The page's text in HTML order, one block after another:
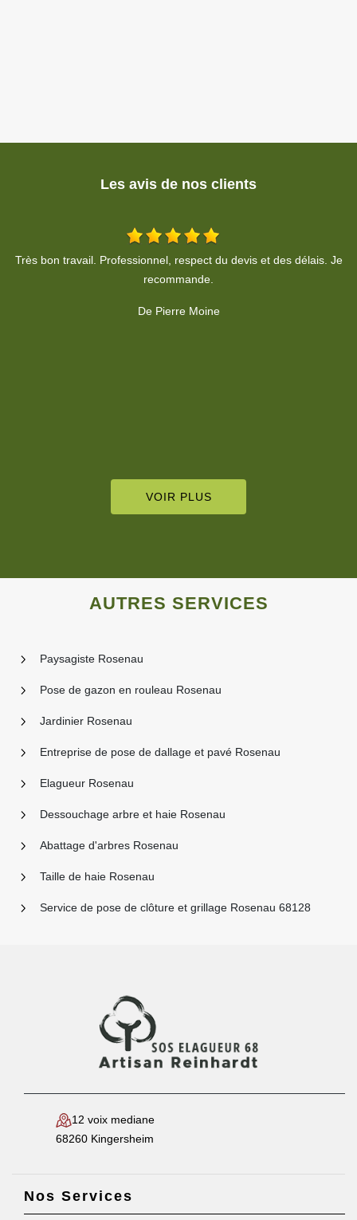
Les avis de nos clients
Sympathique, efficace et très professionnel. Merci.
VOIR PLUS
AUTRES SERVICES
Paysagiste Rosenau
Pose de gazon en rouleau Rosenau
Jardinier Rosenau
Entreprise de pose de dallage et pavé Rosenau
Elagueur Rosenau
Dessouchage arbre et haie Rosenau
Abattage d'arbres Rosenau
Taille de haie Rosenau
Service de pose de clôture et grillage Rosenau 68128
12 voix mediane
68260 Kingersheim
Nos Services